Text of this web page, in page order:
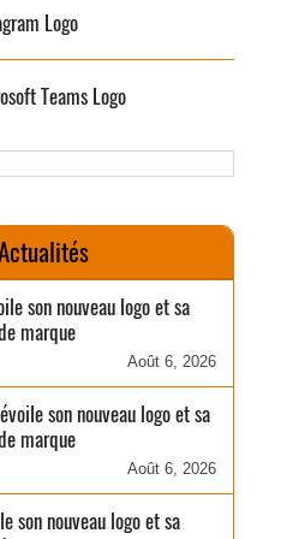
Logo
Teams Logo
son nouveau logo et sa
marque
Août 6, 2026
son nouveau logo et sa
marque
Août 6, 2026
son nouveau logo et sa